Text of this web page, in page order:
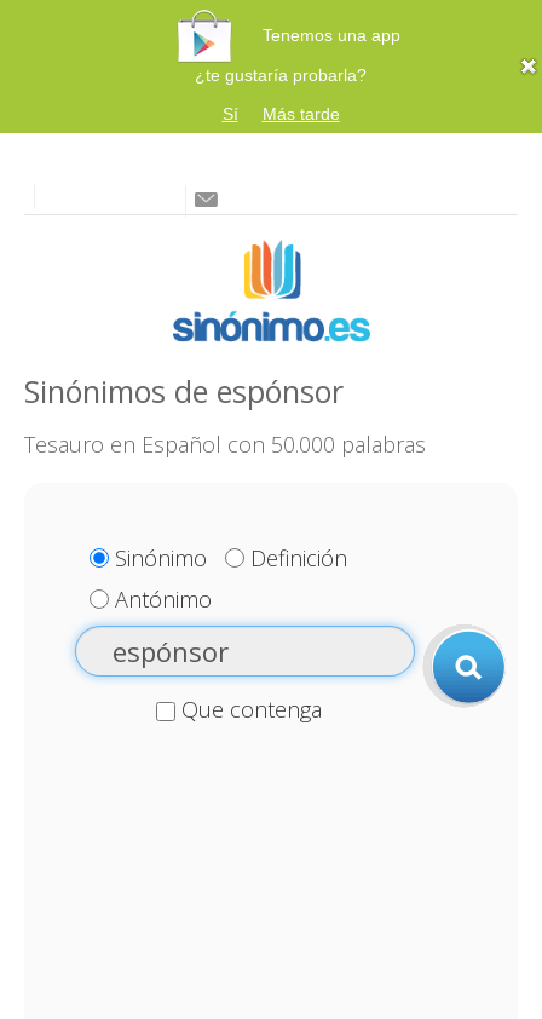
Tenemos una app
¿te gustaría probarla?
Sí
Más tarde
Sinónimos de espónsor
Tesauro en Español con 50.000 palabras
Sinónimo
Definición
Antónimo
Que contenga